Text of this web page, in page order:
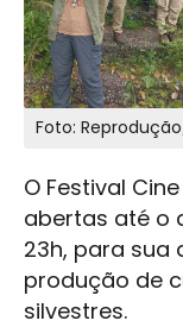
Foto:
O Festival
abertas até o
23h, para sua
produção de
silvestres.